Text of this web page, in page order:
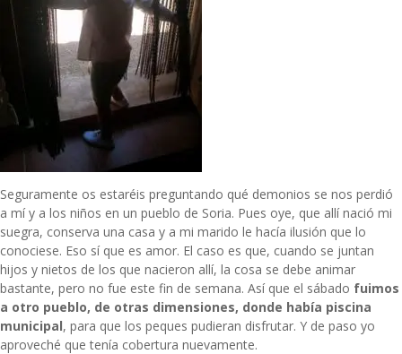
Seguramente os estaréis preguntando qué demonios se nos perdió
a mí y a los niños en un pueblo de Soria. Pues oye, que allí nació mi
suegra, conserva una casa y a mi marido le hacía ilusión que lo
conociese. Eso sí que es amor. El caso es que, cuando se juntan
hijos y nietos de los que nacieron allí, la cosa se debe animar
bastante, pero no fue este fin de semana. Así que el sábado fuimos
a otro pueblo, de otras dimensiones, donde había piscina
municipal, para que los peques pudieran disfrutar. Y de paso yo
aproveché que tenía cobertura nuevamente.